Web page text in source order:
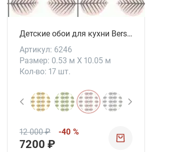
Детские обои для кухни Berså II
Артикул: 6246
Размер: 0.53 м X 10.05 м
Кол-во: 17 шт.
12 000 ₽ -40 %
7200 ₽